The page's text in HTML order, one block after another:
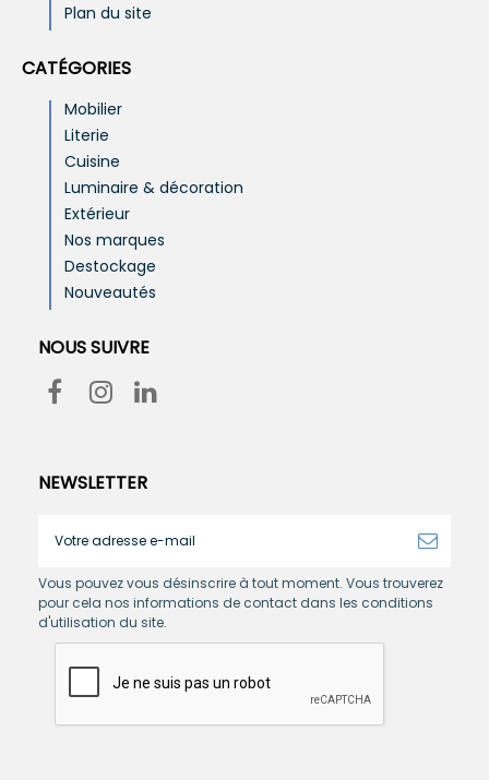
Plan du site
CATÉGORIES
Mobilier
Literie
Cuisine
Luminaire & décoration
Extérieur
Nos marques
Destockage
Nouveautés
NOUS SUIVRE
NEWSLETTER
Vous pouvez vous désinscrire à tout moment. Vous trouverez
pour cela nos informations de contact dans les conditions
d'utilisation du site.